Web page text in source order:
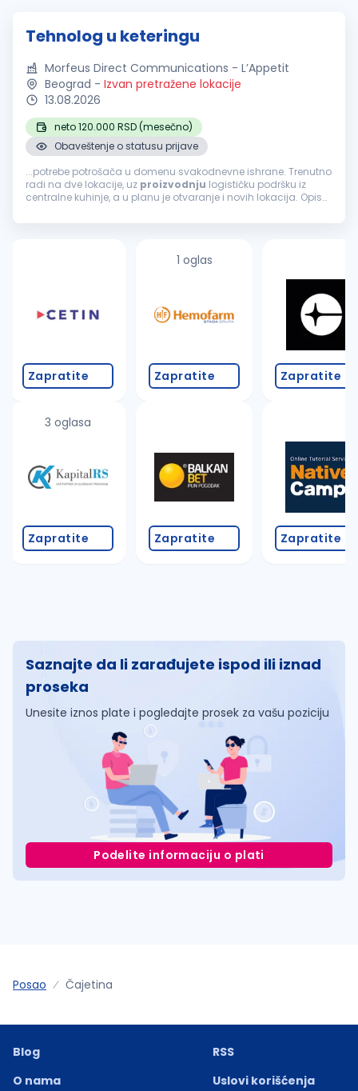
Tehnolog u keteringu
Morfeus Direct Communications - L’Appetit
Beograd - Izvan pretražene lokacije
13.08.2026
neto 120.000 RSD (mesečno)
Obaveštenje o statusu prijave
...potrebe potrošača u domenu svakodnevne ishrane. Trenutno
radi na dve lokacije, uz proizvodnju logističku podršku iz
centralne kuhinje, a u planu je otvaranje i novih lokacija. Opis
izrada...
Zapratite
3 oglasa
Zapratite
1 oglas
Zapratite
Zapratite
Zapratite
Zapratite
Saznajte da li zarađujete ispod ili iznad
proseka
Unesite iznos plate i pogledajte prosek za vašu poziciju
Podelite informaciju o plati
Posao Čajetina
Blog
O nama
RSS
Uslovi korišćenja